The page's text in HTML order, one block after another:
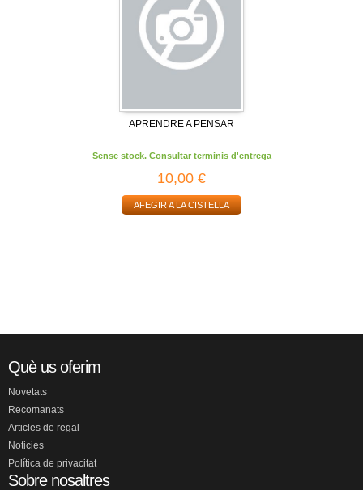
APRENDRE A PENSAR
Sense stock. Consultar terminis d'entrega
10,00 €
AFEGIR A LA CISTELLA
Què us oferim
Novetats
Recomanats
Articles de regal
Noticies
Política de privacitat
Sobre nosaltres